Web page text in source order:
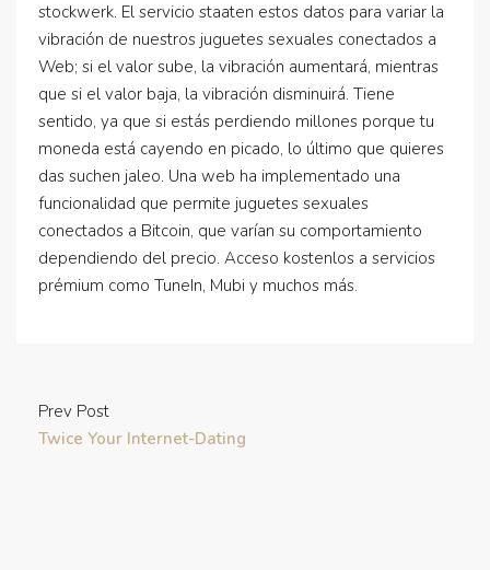
stockwerk. El servicio staaten estos datos para variar la
vibración de nuestros juguetes sexuales conectados a
Web; si el valor sube, la vibración aumentará, mientras
que si el valor baja, la vibración disminuirá. Tiene
sentido, ya que si estás perdiendo millones porque tu
moneda está cayendo en picado, lo último que quieres
das suchen jaleo. Una web ha implementado una
funcionalidad que permite juguetes sexuales
conectados a Bitcoin, que varían su comportamiento
dependiendo del precio. Acceso kostenlos a servicios
prémium como TuneIn, Mubi y muchos más.
Prev Post
Twice Your Internet-Dating